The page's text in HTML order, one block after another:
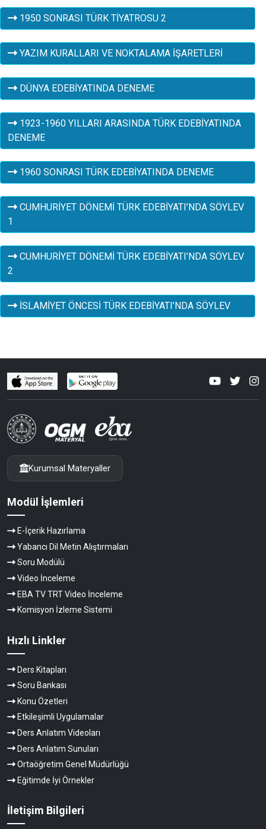
1950 SONRASI TÜRK TİYATROSU 2
YAZIM KURALLARI VE NOKTALAMA İŞARETLERİ
DÜNYA EDEBİYATINDA DENEME
1923-1960 YILLARI ARASINDA TÜRK EDEBİYATINDA
DENEME
1960 SONRASI TÜRK EDEBİYATINDA DENEME
CUMHURİYET DÖNEMİ TÜRK EDEBİYATI’NDA SÖYLEV
1
CUMHURİYET DÖNEMİ TÜRK EDEBİYATI’NDA SÖYLEV
2
İSLAMİYET ÖNCESİ TÜRK EDEBİYATI’NDA SÖYLEV
Kurumsal Materyaller
Modül İşlemleri
E-İçerik Hazırlama
Yabancı Dil Metin Alıştırmaları
Soru Modülü
Video İnceleme
EBA TV TRT Video İnceleme
Komisyon İzleme Sistemi
Hızlı Linkler
Ders Kitapları
Soru Bankası
Konu Özetleri
Etkileşimli Uygulamalar
Ders Anlatım Videoları
Ders Anlatım Sunuları
Ortaöğretim Genel Müdürlüğü
Eğitimde İyi Örnekler
İletişim Bilgileri